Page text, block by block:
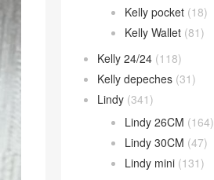
Kelly pocket (18)
Kelly Wallet (81)
Kelly 24/24 (118)
Kelly depeches (31)
Lindy (341)
Lindy 26CM (164)
Lindy 30CM (47)
Lindy mini (131)